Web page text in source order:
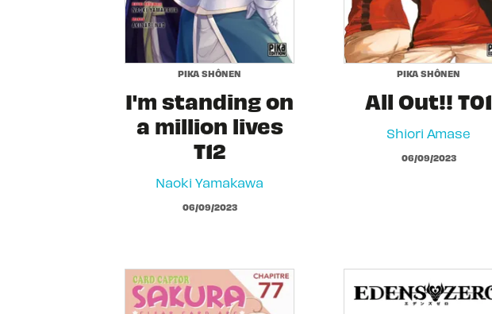
PIKA SHÔNEN
I'm standing on
a million lives
T12
Naoki Yamakawa
06/09/2023
PIKA SHÔNEN
All Out!! T01
Shiori Amase
06/09/2023